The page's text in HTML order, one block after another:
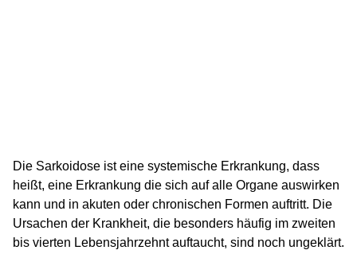
Die Sarkoidose ist eine systemische Erkrankung, dass
heißt, eine Erkrankung die sich auf alle Organe auswirken
kann und in akuten oder chronischen Formen auftritt. Die
Ursachen der Krankheit, die besonders häufig im zweiten
bis vierten Lebensjahrzehnt auftaucht, sind noch ungeklärt.